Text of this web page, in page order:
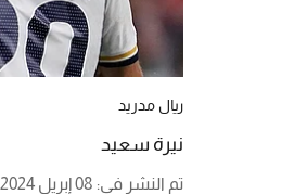
ريال مدريد
نيرة سعيد
تم النشر في: 08 إبريل 2024, 9:53 مساءً